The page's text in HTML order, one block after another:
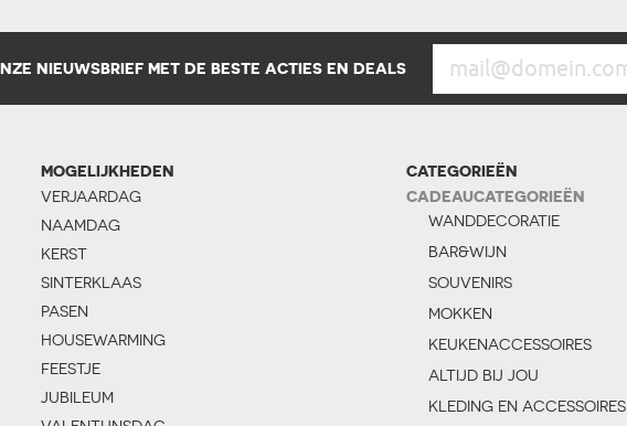
NIEUWSBRIEF MET DE BESTE ACTIES EN DEALS
MOGELIJKHEDEN
VERJAARDAG
NAAMDAG
KERST
SINTERKLAAS
PASEN
HOUSEWARMING
FEESTJE
JUBILEUM
CATEGORIEËN
CADEAUCATEGORIEËN
WANDDECORATIE
BAR&WIJN
SOUVENIRS
MOKKEN
KEUKENACCESSOIRES
ALTIJD BIJ JOU
KLEDING EN ACCESSOIRES